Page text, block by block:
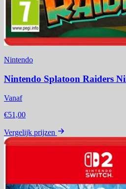
Nintendo
Nintendo Splatoon Raiders
Vanaf
€51,00
Vergelijk prijzen